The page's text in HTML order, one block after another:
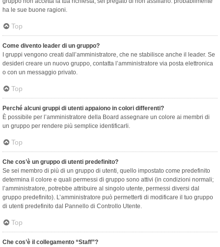
ha le sue buone ragioni.
Top
Come divento leader di un gruppo?
I gruppi vengono creati dall’amministratore, che ne stabilisce anche il leader. Se
desideri creare un nuovo gruppo, contatta l’amministratore via posta elettronica
o con un messaggio privato.
Top
Perché alcuni gruppi di utenti appaiono in colori differenti?
È possibile per l’amministratore della Board assegnare un colore ai membri di
un gruppo per rendere più semplice identificarli.
Top
Che cos’è un gruppo di utenti predefinito?
Se sei membro di più di un gruppo di utenti, quello impostato come predefinito
determina il colore e quali permessi di gruppo sono attivi (in condizioni normali;
l’amministratore, potrebbe attribuire al singolo utente, permessi diversi dal
gruppo predefinito). L’amministratore può permetterti di modificare il tuo gruppo
di utenti predefinito dal Pannello di Controllo Utente.
Top
Che cos’è il collegamento “Staff”?